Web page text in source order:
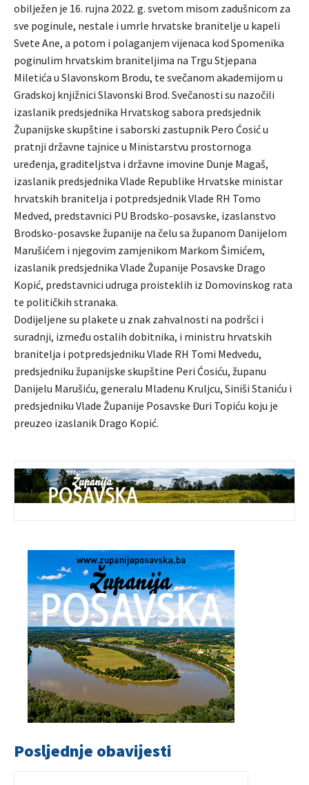
obilježen je 16. rujna 2022. g. svetom misom zadušnicom za
sve poginule, nestale i umrle hrvatske branitelje u kapeli
Svete Ane, a potom i polaganjem vijenaca kod Spomenika
poginulim hrvatskim braniteljima na Trgu Stjepana
Miletića u Slavonskom Brodu, te svečanom akademijom u
Gradskoj knjižnici Slavonski Brod. Svečanosti su nazočili
izaslanik predsjednika Hrvatskog sabora predsjednik
Županijske skupštine i saborski zastupnik Pero Ćosić u
pratnji državne tajnice u Ministarstvu prostornoga
uređenja, graditeljstva i državne imovine Dunje Magaš,
izaslanik predsjednika Vlade Republike Hrvatske ministar
hrvatskih branitelja i potpredsjednik Vlade RH Tomo
Medved, predstavnici PU Brodsko-posavske, izaslanstvo
Brodsko-posavske županije na čelu sa županom Danijelom
Marušićem i njegovim zamjenikom Markom Šimićem,
izaslanik predsjednika Vlade Županije Posavske Drago
Kopić, predstavnici udruga proisteklih iz Domovinskog rata
te političkih stranaka.
Dodijeljene su plakete u znak zahvalnosti na podršci i
suradnji, između ostalih dobitnika, i ministru hrvatskih
branitelja i potpredsjedniku Vlade RH Tomi Medvedu,
predsjedniku županijske skupštine Peri Ćosiću, županu
Danijelu Marušiću, generalu Mladenu Kruljcu, Siniši Staniću i
predsjedniku Vlade Županije Posavske Đuri Topiću koju je
preuzeo izaslanik Drago Kopić.
Posljednje obavijesti